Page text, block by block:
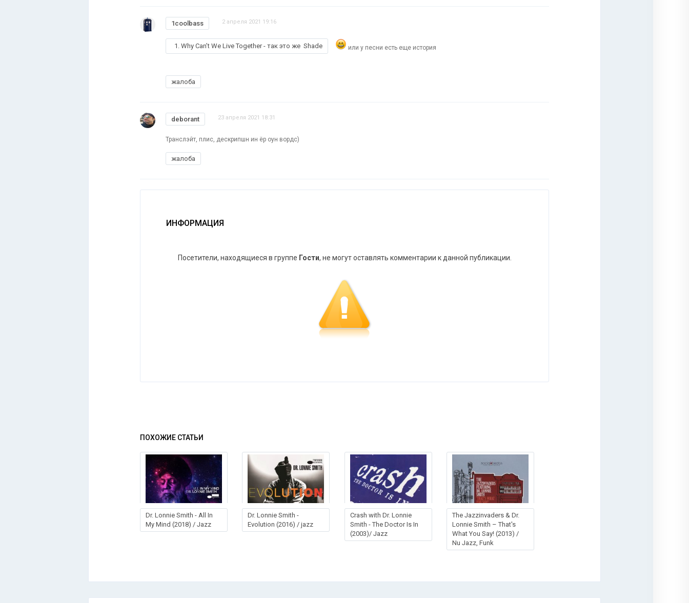
1coolbass 2 апреля 2021 19:16
1. Why Can’t We Live Together - так это же Shade или у песни есть еще история
жалоба
deborant 23 апреля 2021 18:31
Транслэйт, плис, дескрипшн ин ёр оун вордс)
жалоба
ИНФОРМАЦИЯ
Посетители, находящиеся в группе Гости, не могут оставлять комментарии к данной публикации.
ПОХОЖИЕ СТАТЬИ
Dr. Lonnie Smith - All In
My Mind (2018) / Jazz
Dr. Lonnie Smith -
Evolution (2016) / jazz
Crash with Dr. Lonnie
Smith - The Doctor Is In
(2003)/ Jazz
The Jazzinvaders & Dr.
Lonnie Smith – That's
What You Say! (2013) /
Nu Jazz, Funk